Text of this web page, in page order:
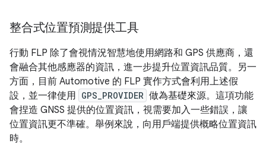
整合式位置預測提供工具
行動 FLP 除了會視情況智慧地使用網路和 GPS 供應商，還
會融合其他感應器的資訊，進一步提升位置資訊品質。另一
方面，目前 Automotive 的 FLP 實作方式會利用上述假
設，並一律使用 GPS_PROVIDER 做為基礎來源。這項功能
會捏造 GNSS 提供的位置資訊，視需要加入一些錯誤，讓
位置資訊更不準確。舉例來說，向用戶端提供概略位置資訊
時。